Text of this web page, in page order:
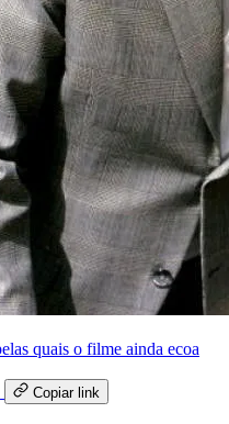
quais o filme ainda ecoa
Copiar link